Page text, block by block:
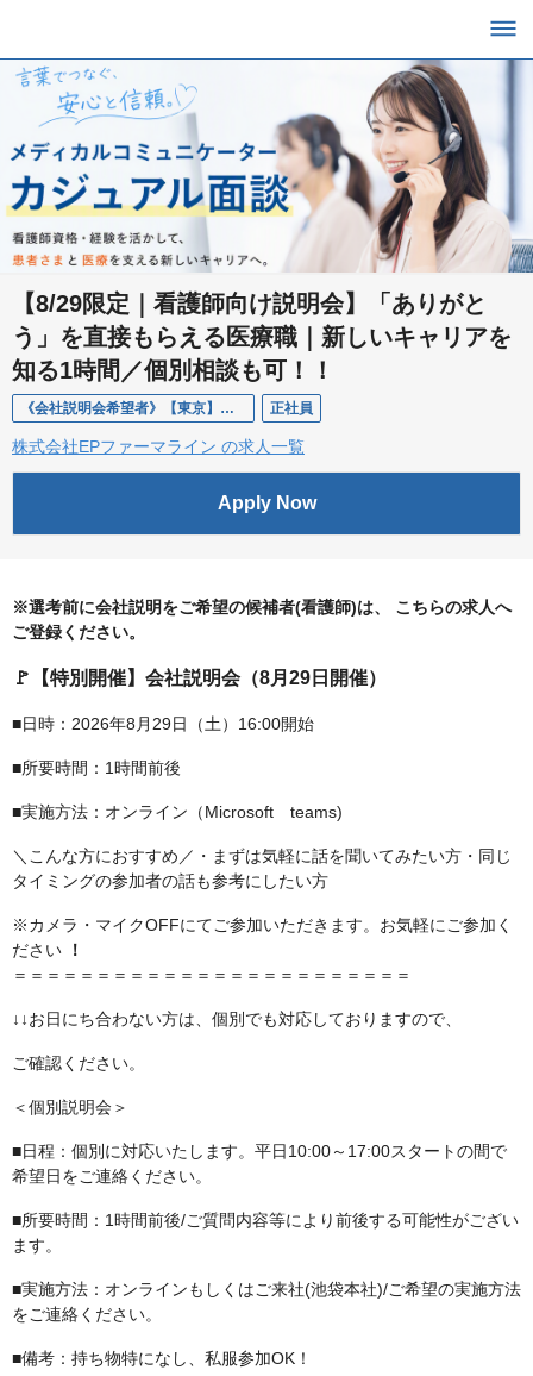
【8/29限定｜看護師向け説明会】「ありがと
う」を直接もらえる医療職｜新しいキャリアを
知る1時間／個別相談も可！！
《会社説明会希望者》【東京】メディカルコミュニケーター（看護師） 正社員
株式会社EPファーマライン の求人一覧
Apply Now
※選考前に会社説明をご希望の候補者(看護師)は、
こちらの求人へ
ご登録ください。
🚩【特別開催】会社説明会（8月29日開催）
■日時：2026年8月29日（土）16:00開始
■所要時間：1時間前後
■実施方法：オンライン（Microsoft teams)
＼こんな方におすすめ／・まずは気軽に話を聞いてみたい方・同じ
タイミングの参加者の話も参考にしたい方
※カメラ・マイクOFFにてご参加いただきます。お気軽にご参加く
ださい
！
＝＝＝＝＝＝＝＝＝＝＝＝＝＝＝＝＝＝＝＝＝＝＝＝
↓↓お日にち合わない方は、個別でも対応しておりますので、
ご確認ください。
＜個別説明会＞
■日程：個別に対応いたします。平日10:00～17:00スタートの間で
希望日をご連絡ください。
■所要時間：1時間前後/ご質問内容等により前後する可能性がござい
ます。
■実施方法：オンラインもしくはご来社(池袋本社)/ご希望の実施方法
をご連絡ください。
■備考：持ち物特になし、私服参加OK！